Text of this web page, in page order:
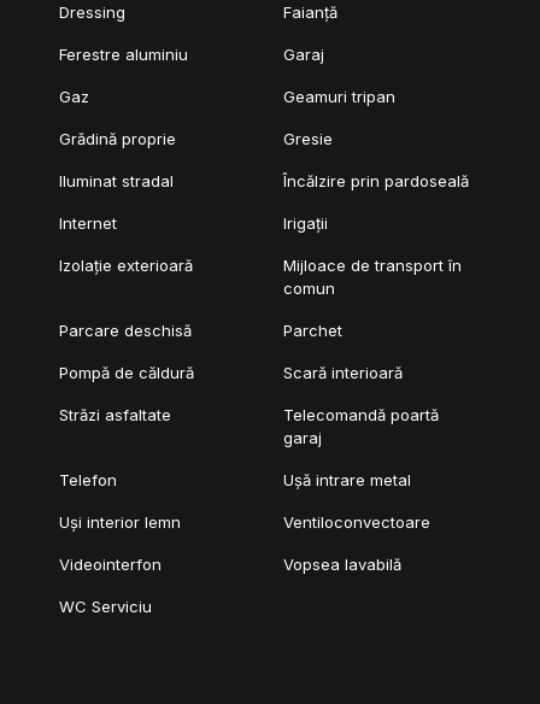
Dressing Faianță
Ferestre aluminiu Garaj
Gaz Geamuri tripan
Grădină proprie Gresie
Iluminat stradal Încălzire prin pardoseală
Internet Irigații
Izolație exterioară
Mijloace de transport în
comun
Parcare deschisă Parchet
Pompă de căldură Scară interioară
Străzi asfaltate
Telecomandă poartă
garaj
Telefon Ușă intrare metal
Uși interior lemn Ventiloconvectoare
Videointerfon Vopsea lavabilă
WC Serviciu